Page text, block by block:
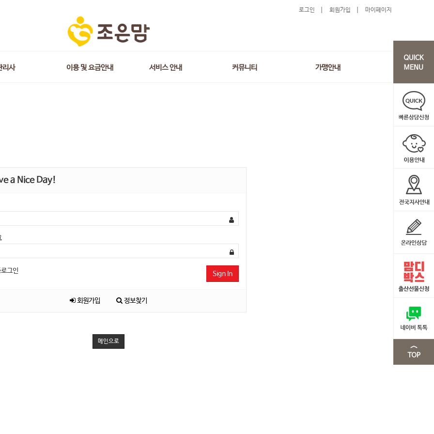
로그인 회원가입 마이페이지
리사 이용 및 요금안내 서비스 안내 커뮤니티 가맹안내
a Nice Day!
그인 Sign In
회원가입 정보찾기
메인으로